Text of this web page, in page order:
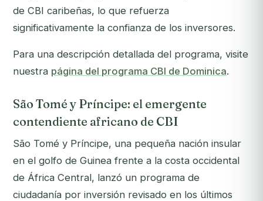
de CBI caribeñas, lo que refuerza
significativamente la confianza de los inversores.
Para una descripción detallada del programa, visite
nuestra página del programa CBI de Dominica.
São Tomé y Príncipe: el emergente
contendiente africano de CBI
São Tomé y Príncipe, una pequeña nación insular
en el golfo de Guinea frente a la costa occidental
de África Central, lanzó un programa de
ciudadanía por inversión revisado en los últimos